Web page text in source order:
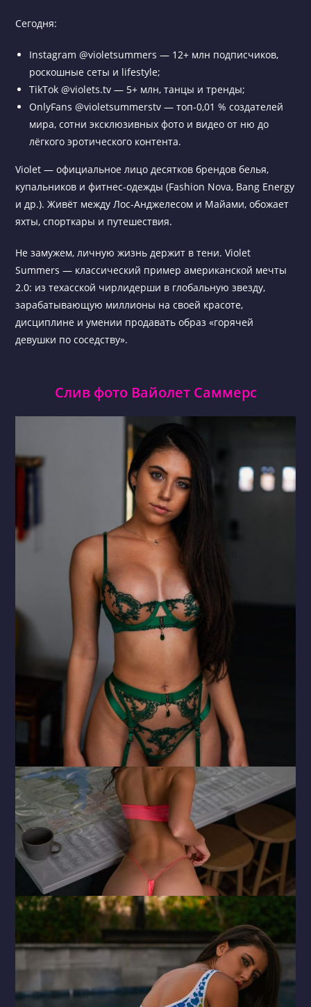
Сегодня:
Instagram @violetsummers — 12+ млн подписчиков,
роскошные сеты и lifestyle;
TikTok @violets.tv — 5+ млн, танцы и тренды;
OnlyFans @violetsummerstv — топ-0,01 % создателей
мира, сотни эксклюзивных фото и видео от ню до
лёгкого эротического контента.
Violet — официальное лицо десятков брендов белья,
купальников и фитнес-одежды (Fashion Nova, Bang Energy
и др.). Живёт между Лос-Анджелесом и Майами, обожает
яхты, спорткары и путешествия.
Не замужем, личную жизнь держит в тени. Violet
Summers — классический пример американской мечты
2.0: из техасской чирлидерши в глобальную звезду,
зарабатывающую миллионы на своей красоте,
дисциплине и умении продавать образ «горячей
девушки по соседству».
Слив фото Вайолет Саммерс